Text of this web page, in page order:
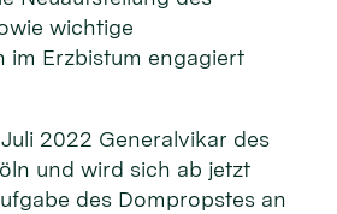
wichtige
im Erzbistum engagiert
2022 Generalvikar des
und wird sich ab jetzt
des Dompropstes an